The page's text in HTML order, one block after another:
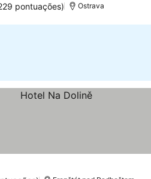
pontuações) Ostrava